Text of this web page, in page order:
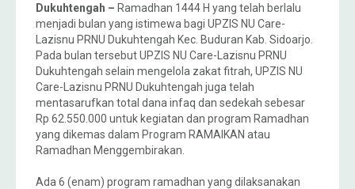
Dukuhtengah – Ramadhan 1444 H yang telah berlalu
menjadi bulan yang istimewa bagi UPZIS NU Care-
Lazisnu PRNU Dukuhtengah Kec. Buduran Kab. Sidoarjo.
Pada bulan tersebut UPZIS NU Care-Lazisnu PRNU
Dukuhtengah selain mengelola zakat fitrah, UPZIS NU
Care-Lazisnu PRNU Dukuhtengah juga telah
mentasarufkan total dana infaq dan sedekah sebesar
Rp 62.550.000 untuk kegiatan dan program Ramadhan
yang dikemas dalam Program RAMAIKAN atau
Ramadhan Menggembirakan.
Ada 6 (enam) program ramadhan yang dilaksanakan